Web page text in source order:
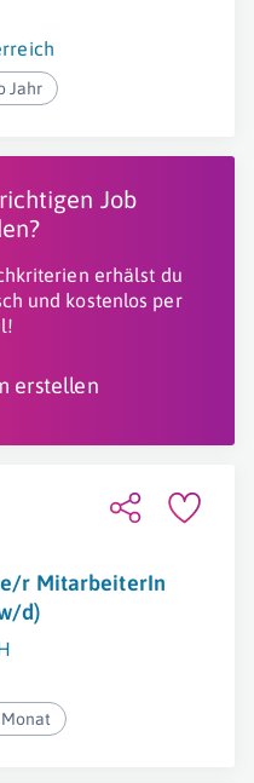
Jahr
Job
erhälst du
und kostenlos per
erstellen
r MitarbeiterIn
d)
Monat